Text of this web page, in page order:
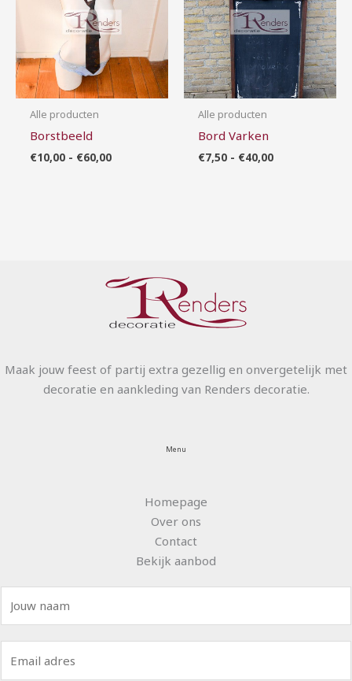
Alle producten
Borstbeeld
€10,00 - €60,00
Alle producten
Bord Varken
€7,50 - €40,00
Maak jouw feest of partij extra gezellig en onvergetelijk met
decoratie en aankleding van Renders decoratie.
Menu
Homepage
Over ons
Contact
Bekijk aanbod